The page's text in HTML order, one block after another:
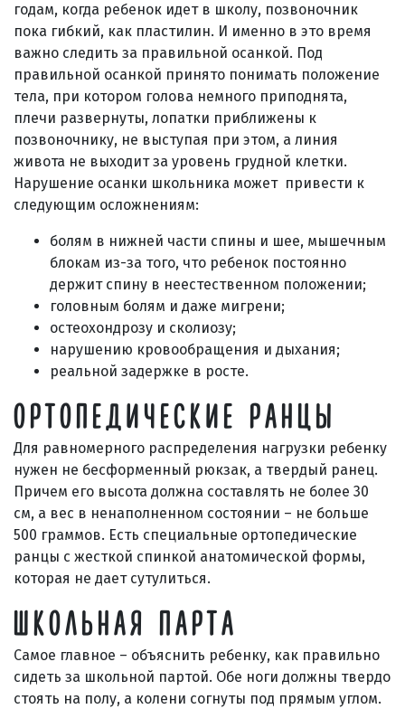
годам, когда ребенок идет в школу, позвоночник
пока гибкий, как пластилин. И именно в это время
важно следить за правильной осанкой. Под
правильной осанкой принято понимать положение
тела, при котором голова немного приподнята,
плечи развернуты, лопатки приближены к
позвоночнику, не выступая при этом, а линия
живота не выходит за уровень грудной клетки.
Нарушение осанки школьника может привести к
следующим осложнениям:
болям в нижней части спины и шее, мышечным
блокам из-за того, что ребенок постоянно
держит спину в неестественном положении;
головным болям и даже мигрени;
остеохондрозу и сколиозу;
нарушению кровообращения и дыхания;
реальной задержке в росте.
ОРТОПЕДИЧЕСКИЕ РАНЦЫ
Для равномерного распределения нагрузки ребенку
нужен не бесформенный рюкзак, а твердый ранец.
Причем его высота должна составлять не более 30
см, а вес в ненаполненном состоянии – не больше
500 граммов. Есть специальные ортопедические
ранцы с жесткой спинкой анатомической формы,
которая не дает сутулиться.
ШКОЛЬНАЯ ПАРТА
Самое главное – объяснить ребенку, как правильно
сидеть за школьной партой. Обе ноги должны твердо
стоять на полу, а колени согнуты под прямым углом.